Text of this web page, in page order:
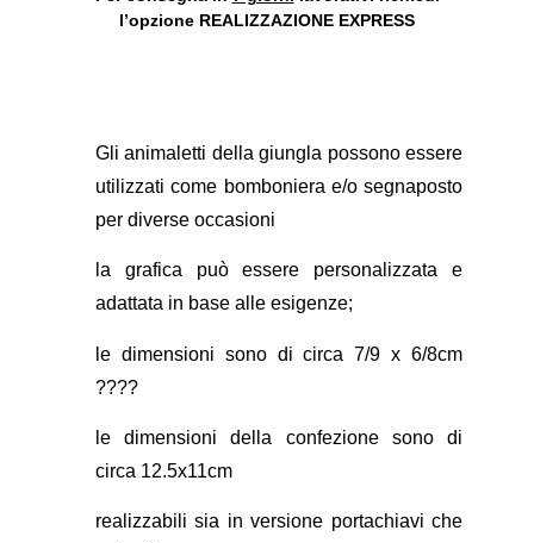
l’opzione REALIZZAZIONE EXPRESS
Gli animaletti della giungla possono essere
utilizzati come bomboniera e/o segnaposto
per diverse occasioni
la grafica può essere personalizzata e
adattata in base alle esigenze;
le dimensioni sono di circa 7/9 x 6/8cm
????
le dimensioni della confezione sono di
circa 12.5x11cm
realizzabili sia in versione portachiavi che